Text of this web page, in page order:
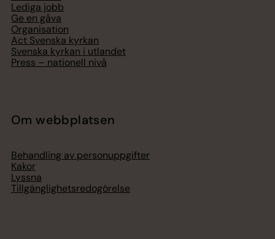
Lediga jobb
Ge en gåva
Organisation
Act Svenska kyrkan
Svenska kyrkan i utlandet
Press – nationell nivå
Om webbplatsen
Behandling av personuppgifter
Kakor
Lyssna
Tillgänglighetsredogörelse